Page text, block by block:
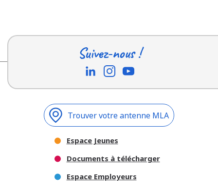
Suivez-nous !
Trouver votre antenne MLA
Espace Jeunes
Documents à télécharger
Espace Employeurs